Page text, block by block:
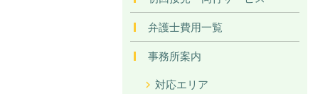
弁護士費用一覧
事務所案内
対応エリア